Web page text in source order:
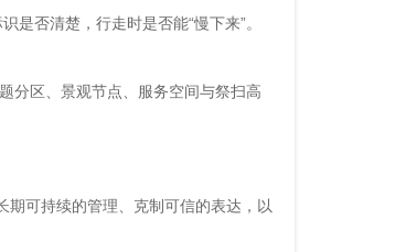
否清楚，行走时是否能“慢下来”。
分区、景观节点、服务空间与祭扫高
期可持续的管理、克制可信的表达，以